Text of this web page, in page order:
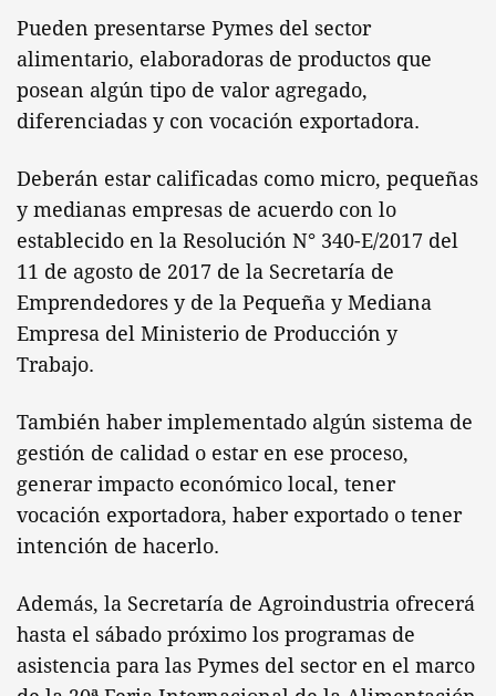
Pueden presentarse Pymes del sector
alimentario, elaboradoras de productos que
posean algún tipo de valor agregado,
diferenciadas y con vocación exportadora.
Deberán estar calificadas como micro, pequeñas
y medianas empresas de acuerdo con lo
establecido en la Resolución N° 340-E/2017 del
11 de agosto de 2017 de la Secretaría de
Emprendedores y de la Pequeña y Mediana
Empresa del Ministerio de Producción y
Trabajo.
También haber implementado algún sistema de
gestión de calidad o estar en ese proceso,
generar impacto económico local, tener
vocación exportadora, haber exportado o tener
intención de hacerlo.
Además, la Secretaría de Agroindustria ofrecerá
hasta el sábado próximo los programas de
asistencia para las Pymes del sector en el marco